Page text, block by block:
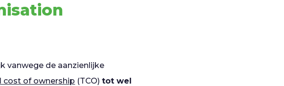
vanwege de aanzienlijke
cost of ownership (TCO)tot wel